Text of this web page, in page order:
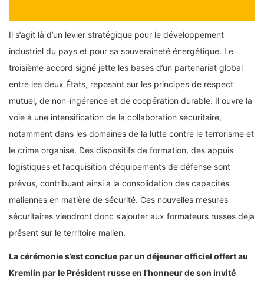
Il s’agit là d’un levier stratégique pour le développement
industriel du pays et pour sa souveraineté énergétique. Le
troisième accord signé jette les bases d’un partenariat global
entre les deux États, reposant sur les principes de respect
mutuel, de non-ingérence et de coopération durable. Il ouvre la
voie à une intensification de la collaboration sécuritaire,
notamment dans les domaines de la lutte contre le terrorisme et
le crime organisé. Des dispositifs de formation, des appuis
logistiques et l’acquisition d’équipements de défense sont
prévus, contribuant ainsi à la consolidation des capacités
maliennes en matière de sécurité. Ces nouvelles mesures
sécuritaires viendront donc s’ajouter aux formateurs russes déjà
présent sur le territoire malien.
La cérémonie s’est conclue par un déjeuner officiel offert au
Kremlin par le Président russe en l’honneur de son invité